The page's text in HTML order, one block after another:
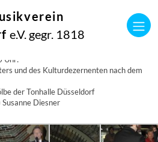
e.V. gegr. 1818
Uhr:
und des Kulturdezernenten nach dem
der Tonhalle Düsseldorf
Diesner